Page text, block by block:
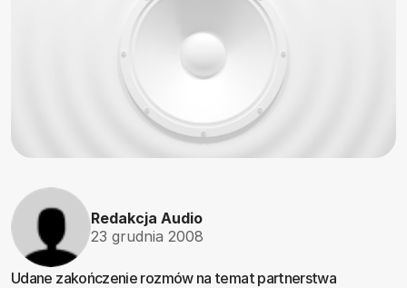
Redakcja Audio
23 grudnia 2008
Udane zakończenie rozmów na temat partnerstwa